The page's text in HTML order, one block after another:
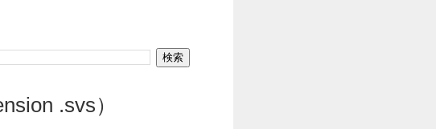
.svs）